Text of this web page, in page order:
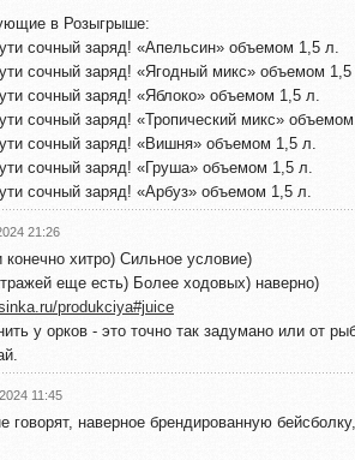
в Розыгрыше:
сочный заряд! «Апельсин» объемом 1,5 л.
сочный заряд! «Ягодный микс» объемом 1,5
сочный заряд! «Яблоко» объемом 1,5 л.
сочный заряд! «Тропический микс» объемом
сочный заряд! «Вишня» объемом 1,5 л.
сочный заряд! «Груша» объемом 1,5 л.
сочный заряд! «Арбуз» объемом 1,5 л.
21:26
хитро) Сильное условие)
еще есть) Более ходовых) наверно)
produkciya#juice
у орков - это точно так задумано или от
11:45
говорят, наверное брендированную